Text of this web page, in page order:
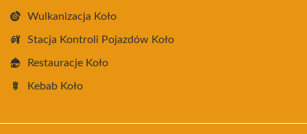
Wulkanizacja Koło
Stacja Kontroli Pojazdów Koło
Restauracje Koło
Kebab Koło